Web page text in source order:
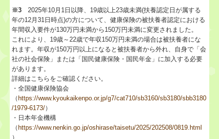
※3 2025年10月1日以降、19歳以上23歳未満(扶養認定日が属する
年の12月31日時点)の方について、健康保険の被扶養者認定における
年間収入要件が130万円未満から150万円未満に変更されました。
これにより、19歳～22歳で年収150万円未満の場合は被扶養者にな
れます。年収が150万円以上になると被扶養者から外れ、自身で「会
社の社会保険」または「国民健康保険・国民年金」に加入する必要
があります。
詳細はこちらをご確認ください。
・全国健康保険協会
（ https://www.kyoukaikenpo.or.jp/g7/cat710/sb3160/sb3180/sbb3180
/1979-6173/）
・日本年金機構
（ https://www.nenkin.go.jp/oshirase/taisetu/2025/202508/0819.html
）